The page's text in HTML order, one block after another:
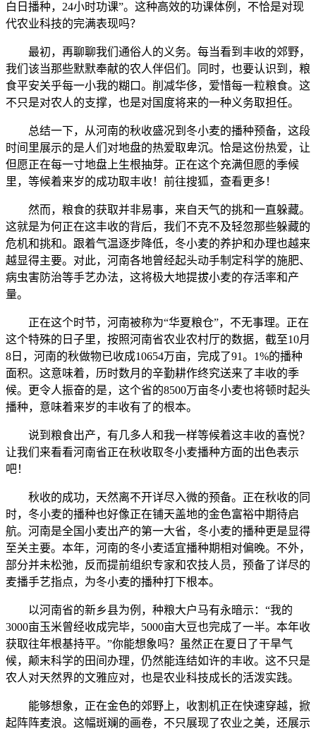
白日播种，24小时功课”。这种高效的功课体例，不恰是对现
代农业科技的完满表现吗？
最初，再聊聊我们通俗人的义务。每当看到丰收的郊野，
我们该当那些默默奉献的农人伴侣们。同时，也要认识到，粮
食平安关乎每一小我的糊口。削减华侈，爱惜每一粒粮食。这
不只是对农人的支撑，也是对国度将来的一种义务取担任。
总结一下，从河南的秋收盛况到冬小麦的播种预备，这段
时间里展示的是人们对地盘的热爱取卑沉。恰是这份热爱，让
但愿正在每一寸地盘上生根抽芽。正在这个充满但愿的季候
里，等候着来岁的成功取丰收！前往搜狐，查看更多！
然而，粮食的获取并非易事，来自天气的挑和一直躲藏。
这就是为何正在这丰收的背后，我们不克不及轻忽那些躲藏的
危机和挑和。跟着气温逐步降低，冬小麦的养护和办理也越来
越显得主要。对此，河南各地曾经起头动手制定科学的施肥、
病虫害防治等手艺办法，这将极大地提拔小麦的存活率和产
量。
正在这个时节，河南被称为“华夏粮仓”，不无事理。正在
这个特殊的日子里，按照河南省农业农村厅的数据，截至10月
8日，河南的秋做物已收成10654万亩，完成了91。1%的播种
面积。这意味着，历时数月的辛勤耕作终究送来了丰收的季
候。更令人振奋的是，这个省的8500万亩冬小麦也将顿时起头
播种，意味着来岁的丰收有了的根本。
说到粮食出产，有几多人和我一样等候着这丰收的喜悦？
让我们来看看河南省正在秋收取冬小麦播种方面的出色表示
吧！
秋收的成功，天然离不开详尽入微的预备。正在秋收的同
时，冬小麦的播种也好像正在铺天盖地的金色富裕中期待启
航。河南是全国小麦出产的第一大省，冬小麦的播种更是显得
至关主要。本年，河南的冬小麦适宜播种期相对偏晚。不外，
部分并未松弛，反而提前组织专家和农技人员，预备了详尽的
麦播手艺指点，为冬小麦的播种打下根本。
以河南省的新乡县为例，种粮大户马有永暗示：“我的
3000亩玉米曾经收成完毕，5000亩大豆也完成了一半。本年收
获取往年根基持平。”你能想象吗？虽然正在夏日了干旱气
候，颠末科学的田间办理，仍然能连结如许的丰收。这不只是
农人对天然界的文雅应对，也是农业科技成长的活泼实践。
能够想象，正在金色的郊野上，收割机正在快速穿越，掀
起阵阵麦浪。这幅斑斓的画卷，不只展现了农业之美，还展示